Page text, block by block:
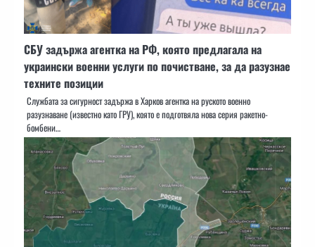
СБУ задържа агентка на РФ, която предлагала на
украински военни услуги по почистване, за да разузнае
техните позиции
Службата за сигурност задържа в Харков агентка на руското военно
разузнаване (известно като ГРУ), която е подготвяла нова серия ракетно-
бомбени…